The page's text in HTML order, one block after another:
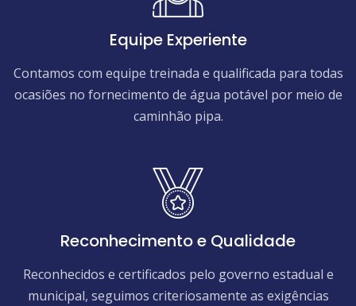
Equipe Experiente
Contamos com equipe treinada e qualificada para todas
ocasiões no fornecimento de água potável por meio de
caminhão pipa.
Reconhecimento e Qualidade
Reconhecidos e certificados pelo governo estadual e
municipal, seguimos criteriosamente as exigências